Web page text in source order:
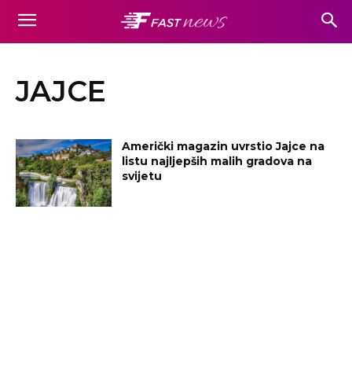
JAJCE
Američki magazin uvrstio Jajce na
listu najljepših malih gradova na
svijetu